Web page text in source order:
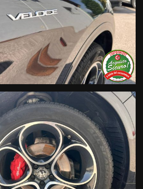
contenute negli annunci
web sono state compilate con cura
e precise; tuttavia possono
Si declina ogni responsabilità
incongruenze che non
contrattuale.